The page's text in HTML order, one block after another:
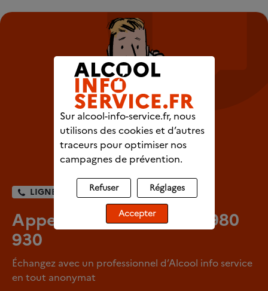
LIGNE DIRECTE
Appelez-nous au 0980 980
930
Échangez avec un professionnel d’Alcool info service
en tout anonymat
Sur alcool-info-service.fr, nous
utilisons des cookies et d’autres
traceurs pour optimiser nos
campagnes de prévention.
Refuser Réglages
Accepter